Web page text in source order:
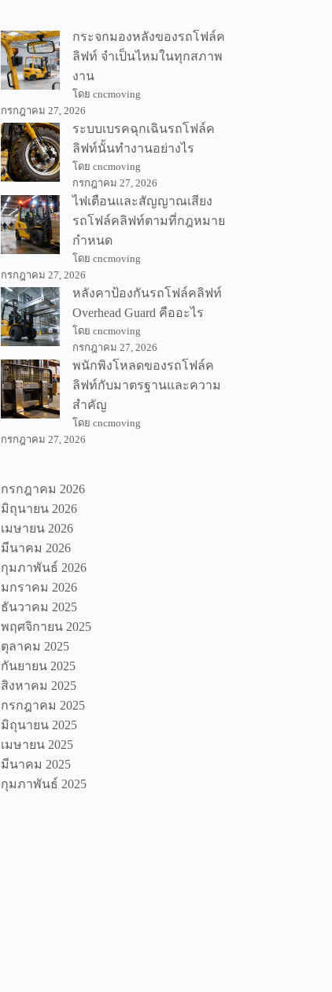
กระจกมองหลังของรถโฟล์ค
ลิฟท์ จำเป็นไหมในทุกสภาพ
งาน
โดย cncmoving
กรกฎาคม 27, 2026
ระบบเบรคฉุกเฉินรถโฟล์ค
ลิฟท์นั้นทำงานอย่างไร
โดย cncmoving
กรกฎาคม 27, 2026
ไฟเตือนและสัญญาณเสียง
รถโฟล์คลิฟท์ตามที่กฎหมาย
กำหนด
โดย cncmoving
กรกฎาคม 27, 2026
หลังคาป้องกันรถโฟล์คลิฟท์
Overhead Guard คืออะไร
โดย cncmoving
กรกฎาคม 27, 2026
พนักพิงโหลดของรถโฟล์ค
ลิฟท์กับมาตรฐานและความ
สำคัญ
โดย cncmoving
กรกฎาคม 27, 2026
กรกฎาคม 2026
มิถุนายน 2026
เมษายน 2026
มีนาคม 2026
กุมภาพันธ์ 2026
มกราคม 2026
ธันวาคม 2025
พฤศจิกายน 2025
ตุลาคม 2025
กันยายน 2025
สิงหาคม 2025
กรกฎาคม 2025
มิถุนายน 2025
เมษายน 2025
มีนาคม 2025
กุมภาพันธ์ 2025